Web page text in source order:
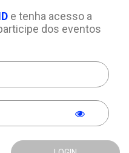
e tenha acesso a
dos eventos